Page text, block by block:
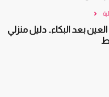
بعد البكاء.. دليل منزلي